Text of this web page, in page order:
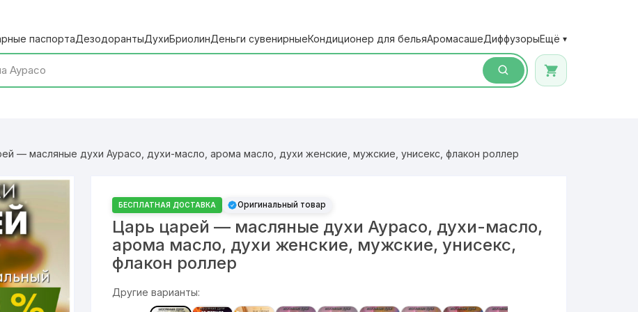
паспортаДезодорантыДухиБриолинДеньги сувенирныеКондиционер для бельяАромасашеДиффузорыЕщё ▾
— масляные духи Аурасо, духи-масло, арома масло, духи женские, мужские, унисекс, флакон роллер
БЕСПЛАТНАЯ ДОСТАВКА Оригинальный товар
Царь царей — масляные духи Аурасо, духи-масло,
арома масло, духи женские, мужские, унисекс,
флакон роллер
Другие варианты: